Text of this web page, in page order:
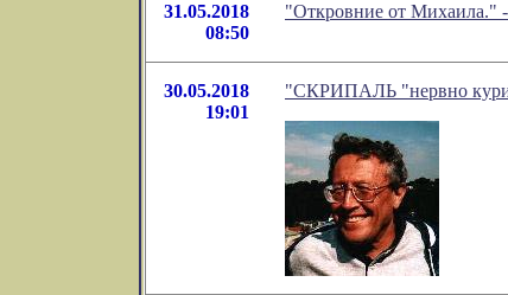
31.05.2018
08:50
"Откровние от Михаила."
30.05.2018
19:01
"СКРИПАЛЬ "нервно курит